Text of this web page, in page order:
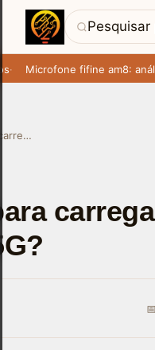
Pesquisar
Microfone fifine am8: análise
Quanto tempo leva para carregar 100% o Motorola Moto G56 5G?